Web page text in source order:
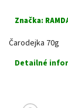
Značka:
Čarodejka 70g
Detailné